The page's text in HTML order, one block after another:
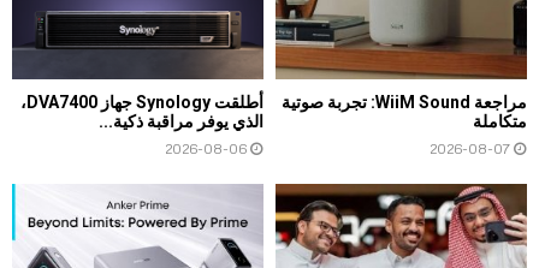
مراجعة WiiM Sound: تجربة صوتية
متكاملة
2026-08-07
أطلقت Synology جهاز DVA7400،
الذي يوفر مراقبة ذكية...
2026-08-06